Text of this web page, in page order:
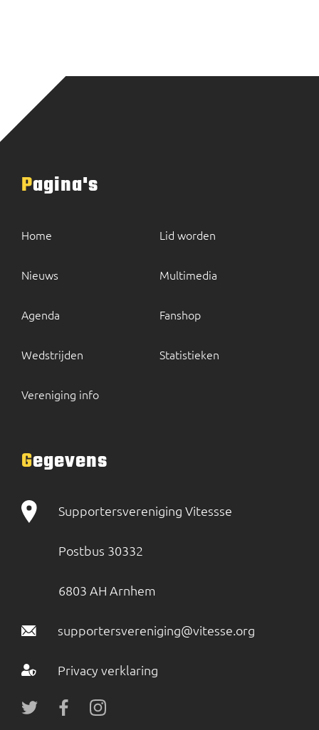
Pagina's
Home
Nieuws
Agenda
Wedstrijden
Vereniging info
Lid worden
Multimedia
Fanshop
Statistieken
Gegevens
Supportersvereniging Vitessse
Postbus 30332
6803 AH Arnhem
supportersvereniging@vitesse.org
Privacy verklaring